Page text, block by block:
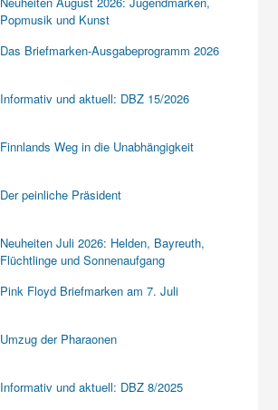
Popmusik und Kunst
Das Briefmarken-Ausgabeprogramm 2026
Informativ und aktuell: DBZ 15/2026
Finnlands Weg in die Unabhängigkeit
Der peinliche Präsident
Neuheiten Juli 2026: Helden, Bayreuth,
Flüchtlinge und Sonnenaufgang
Pink Floyd Briefmarken am 7. Juli
Umzug der Pharaonen
Informativ und aktuell: DBZ 8/2025